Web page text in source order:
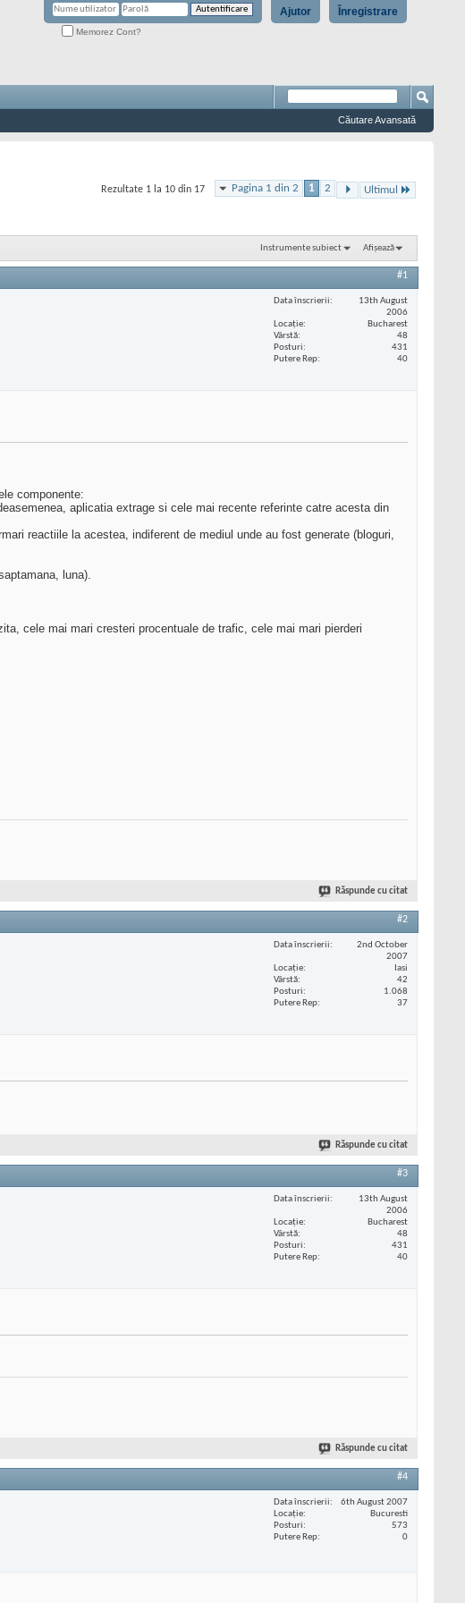
Înregistrare
Ajutor
Memorez Cont?
Căutare Avansată
Pagina 1 din 2 1 2 Ultimul
Rezultate 1 la 10 din 17
Instrumente subiect Afișează
#1
Data înscrierii
13th August
2006
Locaţie
Bucharest
Vârstă
48
Posturi
431
Putere Rep
40
componente:
aplicatia extrage si cele mai recente referinte catre acesta din
reactiile la acestea, indiferent de mediul unde au fost generate (bloguri,
luna).
cele mai mari cresteri procentuale de trafic, cele mai mari pierderi
Răspunde cu citat
#2
Data înscrierii
2nd October
2007
Locaţie
Iasi
Vârstă
42
Posturi
1.068
Putere Rep
37
Răspunde cu citat
#3
Data înscrierii
13th August
2006
Locaţie
Bucharest
Vârstă
48
Posturi
431
Putere Rep
40
Răspunde cu citat
#4
Data înscrierii
6th August 2007
Locaţie
Bucuresti
Posturi
573
Putere Rep
0